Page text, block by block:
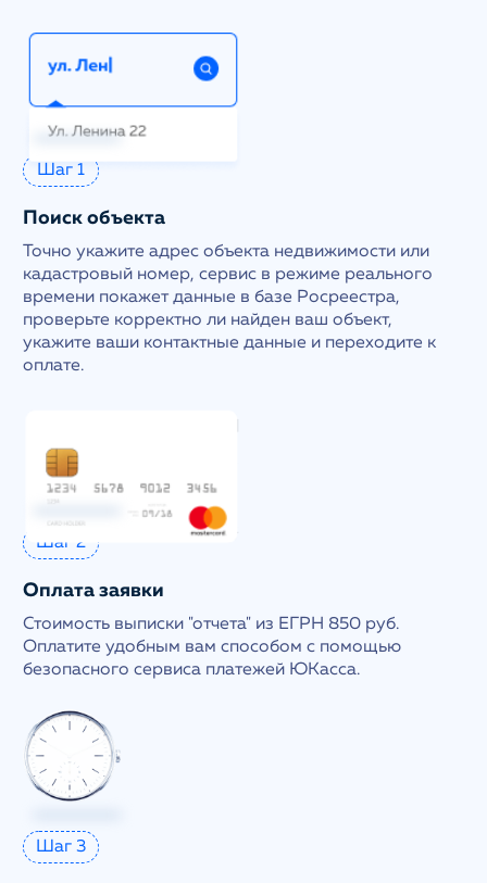
Шаг 1
Поиск объекта
Точно укажите адрес объекта недвижимости или
кадастровый номер, сервис в режиме реального
времени покажет данные в базе Росреестра,
проверьте корректно ли найден ваш объект,
укажите ваши контактные данные и переходите к
оплате.
Шаг 2
Оплата заявки
Стоимость выписки "отчета" из ЕГРН 850 руб.
Оплатите удобным вам способом с помощью
безопасного сервиса платежей ЮКасса.
Шаг 3